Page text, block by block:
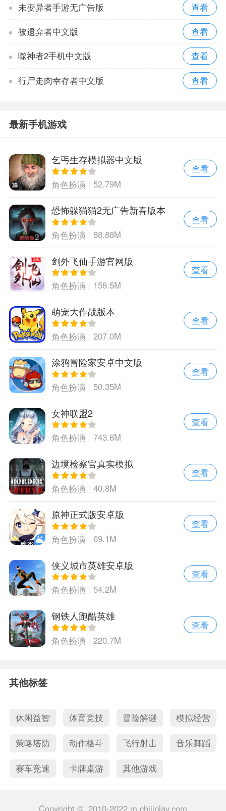
未变异者手游无广告版
被遗弃者中文版
噬神者2手机中文版
行尸走肉幸存者中文版
最新手机游戏
乞丐生存模拟器中文版
角色扮演 52.79M
查看
恐怖躲猫猫2无广告新春版本
角色扮演 88.88M
查看
剑外飞仙手游官网版
角色扮演 158.5M
查看
萌宠大作战版本
角色扮演 207.0M
查看
涂鸦冒险家安卓中文版
角色扮演 50.35M
查看
女神联盟2
角色扮演 743.6M
查看
边境检察官真实模拟
角色扮演 40.8M
查看
原神正式版安卓版
角色扮演 69.1M
查看
侠义城市英雄安卓版
角色扮演 54.2M
查看
钢铁人跑酷英雄
角色扮演 220.7M
查看
其他标签
休闲益智 体育竞技 冒险解谜 模拟经营
策略塔防 动作格斗 飞行射击 音乐舞蹈
赛车竞速 卡牌桌游 其他游戏
Copyright © 2010-2022 m.chijiplay.com